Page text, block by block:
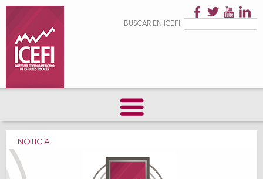
principalFormulario de
BUSCAR EN ICEFI:
NOTICIA